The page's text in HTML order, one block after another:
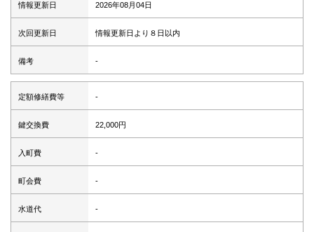
情報更新日 2026年08月04日
次回更新日 情報更新日より８日以内
備考 -
定額修繕費等 -
鍵交換費 22,000円
入町費 -
町会費 -
水道代 -